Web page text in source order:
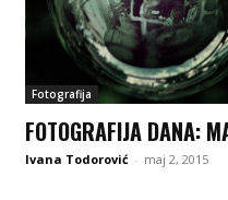
Fotografija
FOTOGRAFIJA DANA:
Ivana Todorović - maj 2, 2015